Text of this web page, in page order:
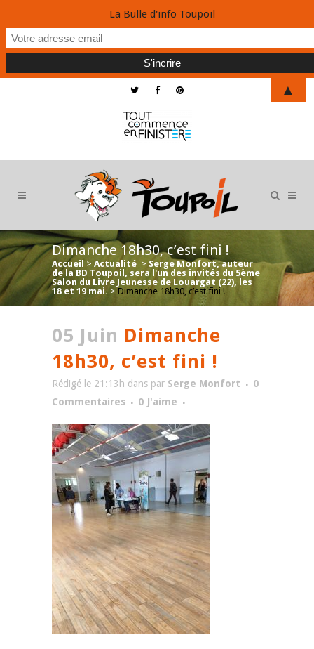
Dimanche 18h30, c’est fini !
Accueil > Actualité > Serge Monfort, auteur
de la BD Toupoil, sera l'un des invités du 5ème
Salon du Livre Jeunesse de Louargat (22), les
18 et 19 mai.> Dimanche 18h30, c’est fini !
05 Juin Dimanche
18h30, c’est fini !
Rédigé le 21:13h dans par Serge Monfort
0
Commentaires
0 J'aime
La Bulle d'info Toupoil
▲